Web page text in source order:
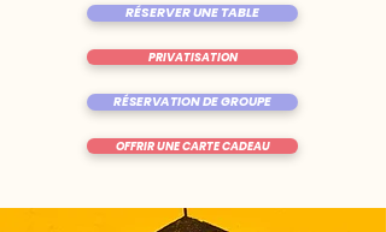
RÉSERVER UNE TABLE
OFFRIR UNE CARTE CADEAU
RÉSERVATION DE GROUPE
PRIVATISATION